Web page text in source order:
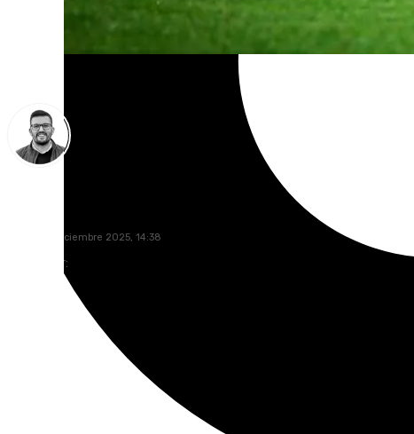
jueves, 11 diciembre 2025, 14:38
Compartir: